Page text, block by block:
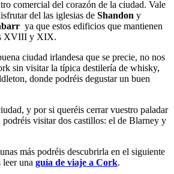
comercial del corazón de la ciudad. Vale
del las iglesias de Shandon y
ya que estos edificios que mantienen
XVIII y XIX.
ciudad irlandesa que se precie, no nos
sin visitar la típica destilería de whisky,
donde podréis degustar un buen
y por si queréis cerrar vuestro paladar
visitar dos castillos: el de Blarney y
más podréis descubrirla en el siguiente
leer una guía de viaje a Cork.